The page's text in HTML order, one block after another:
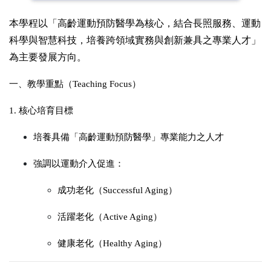
本學程以「 高齡運動預防醫學為核心，結合長照服務、運動
科學與智慧科技，培養跨領域實務與創新兼具之專業人才 」
為主要發展方向。
一、教學重點（Teaching Focus）
1. 核心培育目標
培養具備「 高齡運動預防醫學 」專業能力之人才
強調以運動介入促進：
成功老化（Successful Aging）
活躍老化（Active Aging）
健康老化（Healthy Aging）